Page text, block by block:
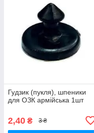
Гудзик (пукля), шпеники
для ОЗК армійська 1шт
2,40 ₴ 3 ₴